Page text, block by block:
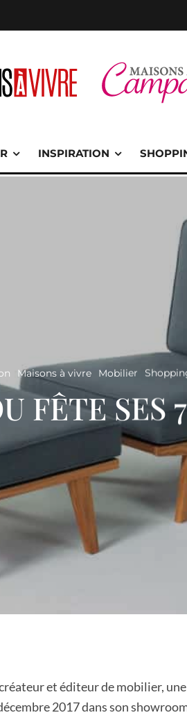
INSPIRATION
Maisons à vivre Mobilier
FÊTE SES
et éditeur de mobilier, une
2017 dans son